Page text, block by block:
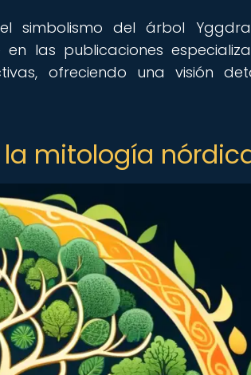
simbolismo del árbol
las publicaciones
ofreciendo una visión
mitología